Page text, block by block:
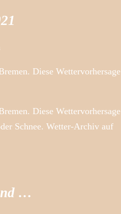
Diese Wettervorhersage
Diese Wettervorhersage
Schnee. Wetter-Archiv auf
…